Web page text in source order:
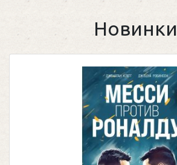
Новинки